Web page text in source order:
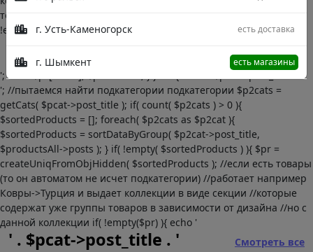
г. Усть-Каменогорск есть доставка
г. Шымкент есть магазины
товаров в зависимости от дизайна //но с данной коллекции if(
!empty($pr) ){ echo '
'; echo $pr['html']; $prIndex++; } }else{ //echo $pcat->post_title . '
'; //пытаемся найти подкатегории подкатегории $p2cats =
getCats( $pcat->post_title ); if( count( $p2cats ) > 0 ){
$sortedProducts = []; foreach( $p2cats as $p2cat ){
$sortedProducts = sortDataByGroup( $p2cat->post_title,
$productsAll->posts ); } if( !empty( $sortedProducts ) ){ $pr =
createUniqFromObjHidden( $sortedProducts ); //если есть товары
(то он автоматом не исчет подкатегории) //работает например
Ковры->Турция и выдает коллекции в виде секции //которые
содержат уже группы товаров в зависимости от дизайна //но с
данной коллекции if( !empty($pr) ){ echo '
' . $pcat->post_title . '
Смотреть все